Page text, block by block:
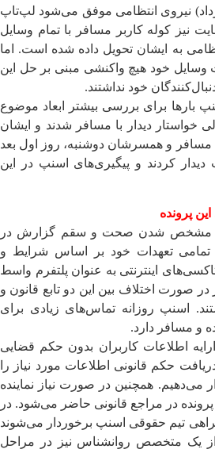
پایانی جمعه (۱۳ خرداد) نیروی انتظامی موفق می‌شود لپ‌تاپ
نیز کوله کاربر مسافر با تمام وسایل
به ایشان تحویل داده شده است. اما
وسایل خود هیچ واکنشی مبنی بر حل این
خود نداشتند.
بارها برای بررسی بیشتر ابعاد موضوع
خواستار دیدار با مسافر شدند و ایشان
مسافر و همسرشان دوشنبه، روز اول بعد
دیدار کردند و پیگیری‌های اسنپ در این
پرونده
تا مشخص شدن صحت و سقم گزارش در
تمامی تعهدات خود بر اساس شرایط و
اینترنتی به عنوان پلتفرم واسط
در صورت اختلاف بین این دو تابع قانون و
اسنپ روزانه تماس‌های زیادی برای
و مسافر دارد.
اطلاعات کاربران بدون حکم قضایی
حکم قانونی اطلاعات مورد نیاز را
می‌دهیم. همچنین در صورت نیاز نماینده
در مراجع قانونی حاضر می‌شود. در
تیم حقوقی اسنپ برخوردار می‌شوند
یک متخصص روانشناس نیز در مراحل